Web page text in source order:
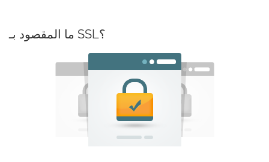
ما المقصود بـ SSL؟